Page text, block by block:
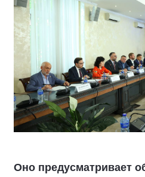
Оно предусматривает